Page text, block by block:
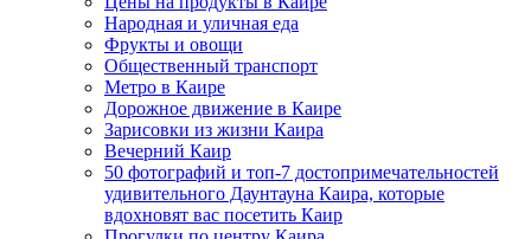
Народная и уличная еда
Фрукты и овощи
Общественный транспорт
Метро в Каире
Дорожное движение в Каире
Зарисовки из жизни Каира
Вечерний Каир
50 фотографий и топ-7 достопримечательностей
удивительного Даунтауна Каира, которые
вдохновят вас посетить Каир